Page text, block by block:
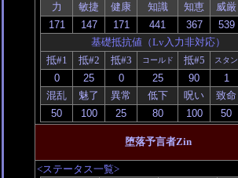
力 敏捷 健康 知識 知恵 威厳
基礎抵抗値（Lv入力非対応）
抵#1
抵#2 抵#3 コールド 抵#5 スタン
混乱 魅了 異常 低下 呪い 致命
堕落予言者Zin
<ステータス一覧>